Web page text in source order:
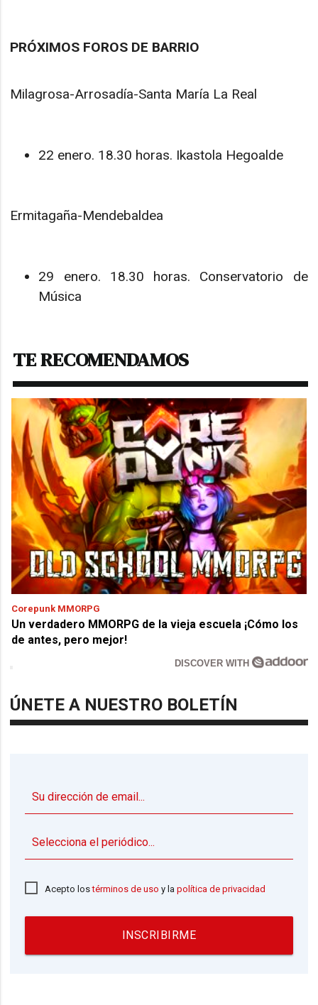
PRÓXIMOS FOROS DE BARRIO
Milagrosa-Arrosadía-Santa María La Real
22 enero. 18.30 horas. Ikastola Hegoalde
Ermitagaña-Mendebaldea
29 enero. 18.30 horas. Conservatorio de
Música
TE RECOMENDAMOS
Corepunk MMORPG
Un verdadero MMORPG de la vieja escuela ¡Cómo los
de antes, pero mejor!
DISCOVER WITH
ÚNETE A NUESTRO BOLETÍN
Acepto lostérminos de uso y lapolítica de privacidad
INSCRIBIRME